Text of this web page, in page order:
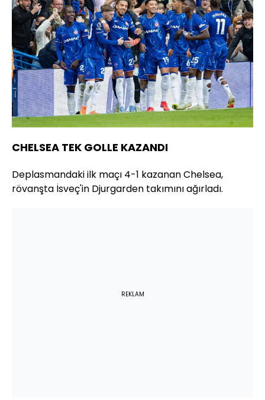
CHELSEA TEK GOLLE KAZANDI
Deplasmandaki ilk maçı 4-1 kazanan Chelsea,
rövanşta İsveç'in Djurgarden takımını ağırladı.
REKLAM